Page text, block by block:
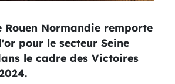
Rouen Normandie remporte
pour le secteur Seine
le cadre des Victoires